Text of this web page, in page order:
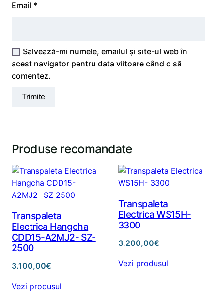
Email *
Salvează-mi numele, emailul și site-ul web în
acest navigator pentru data viitoare când o să
comentez.
Produse recomandate
Transpaleta
Electrica Hangcha
CDD15-A2MJ2- SZ-
2500
3.100,00€
Vezi produsul
Transpaleta
Electrica WS15H-
3300
3.200,00€
Vezi produsul